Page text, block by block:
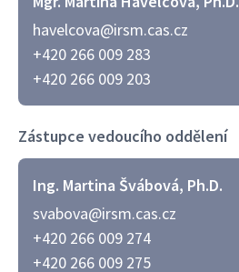
havelcova@irsm.cas.cz
+420 266 009 283
+420 266 009 203
Zástupce vedoucího oddělení
Ing. Martina Švábová, Ph.D.
svabova@irsm.cas.cz
+420 266 009 274
+420 266 009 275